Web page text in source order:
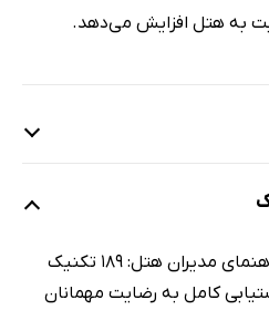
به هتل افزایش می‌دهد.
مقدم
کارکنان و ارزیابی آن‌هاکتاب راهنمای مدیران هتل: 189 تکنیک
کامل به رضایت مهمانان